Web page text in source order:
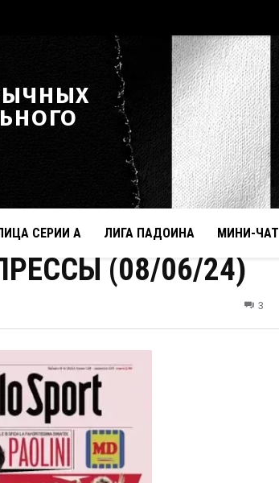
СЕРИИ А ЛИГА ПАДОИНА МИНИ-ЧАТ
(08/06/24)
3